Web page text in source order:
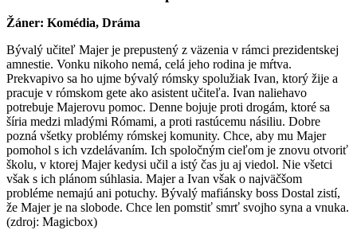
Žáner: Komédia, Dráma
Bývalý učiteľ Majer je prepustený z väzenia v rámci prezidentskej
amnestie. Vonku nikoho nemá, celá jeho rodina je mŕtva.
Prekvapivo sa ho ujme bývalý rómsky spolužiak Ivan, ktorý žije a
pracuje v rómskom gete ako asistent učiteľa. Ivan naliehavo
potrebuje Majerovu pomoc. Denne bojuje proti drogám, ktoré sa
šíria medzi mladými Rómami, a proti rastúcemu násiliu. Dobre
pozná všetky problémy rómskej komunity. Chce, aby mu Majer
pomohol s ich vzdelávaním. Ich spoločným cieľom je znovu otvoriť
školu, v ktorej Majer kedysi učil a istý čas ju aj viedol. Nie všetci
však s ich plánom súhlasia. Majer a Ivan však o najväčšom
probléme nemajú ani potuchy. Bývalý mafiánsky boss Dostal zistí,
že Majer je na slobode. Chce len pomstiť smrť svojho syna a vnuka.
(zdroj: Magicbox)